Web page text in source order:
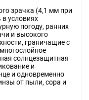
зрачка (4,1 мм при
условиях
погоду, ранних
и высокого
граничащие с
солнцезащитная
и
и одновременно
от пыли, сора и